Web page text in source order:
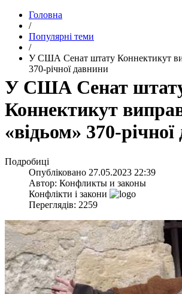
Головна
/
Популярні теми
/
​У США Сенат штату Коннектикут
370-річної давнини
​У США Сенат
Коннектикут
«відьом» 370-
Подробиці
Опубліковано 27.05.2023 22:39
Автор: Конфликты и законы
Конфлікти і закони
Переглядів: 2259